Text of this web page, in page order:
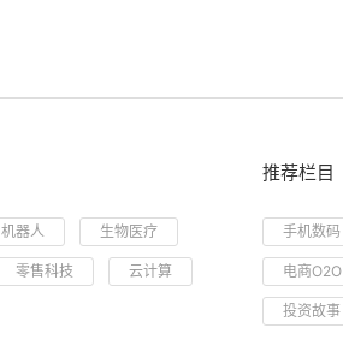
机器人 生物医疗
零售科技 云计算
推荐栏目
手机数码
电商O2O
投资故事